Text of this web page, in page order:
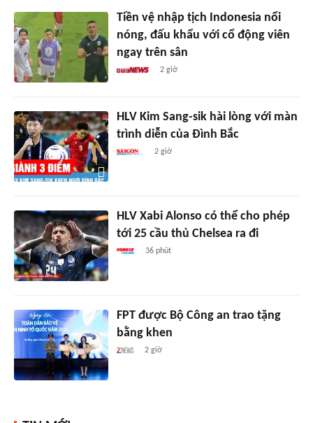
Tiền vệ nhập tịch Indonesia nổi
nóng, đấu khẩu với cổ động viên
ngay trên sân
2 giờ
HLV Kim Sang-sik hài lòng với màn
trình diễn của Đình Bắc
2 giờ
HLV Xabi Alonso có thể cho phép
tới 25 cầu thủ Chelsea ra đi
36 phút
FPT được Bộ Công an trao tặng
bằng khen
2 giờ